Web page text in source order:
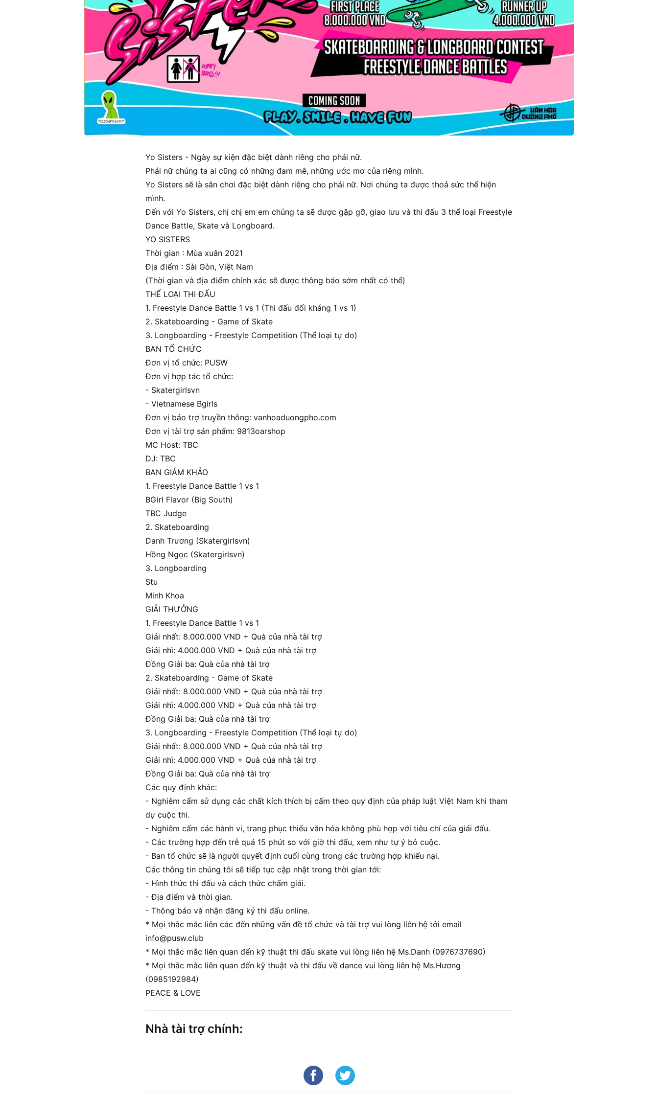
Yo Sisters - Ngày sự kiện đặc biệt dành riêng cho phái nữ.
Phái nữ chúng ta ai cũng có những đam mê, những ước mơ của riêng mình.
Yo Sisters sẽ là sân chơi đặc biệt dành riêng cho phái nữ. Nơi chúng ta được thoả sức thể hiện
mình.
Đến với Yo Sisters, chị chị em em chúng ta sẽ được gặp gỡ, giao lưu và thi đấu 3 thể loại Freestyle
Dance Battle, Skate và Longboard.
YO SISTERS
Thời gian : Mùa xuân 2021
Địa điểm : Sài Gòn, Việt Nam
(Thời gian và địa điểm chính xác sẽ được thông báo sớm nhất có thể)
THỂ LOẠI THI ĐẤU
1. Freestyle Dance Battle 1 vs 1 (Thi đấu đối kháng 1 vs 1)
2. Skateboarding - Game of Skate
3. Longboarding - Freestyle Competition (Thể loại tự do)
BAN TỔ CHỨC
Đơn vị tổ chức: PUSW
Đơn vị hợp tác tổ chức:
- Skatergirlsvn
- Vietnamese Bgirls
Đơn vị bảo trợ truyền thông: vanhoaduongpho.com
Đơn vị tài trợ sản phẩm: 9813oarshop
MC Host: TBC
DJ: TBC
BAN GIÁM KHẢO
1. Freestyle Dance Battle 1 vs 1
BGirl Flavor (Big South)
TBC Judge
2. Skateboarding
Danh Trương (Skatergirlsvn)
Hồng Ngọc (Skatergirlsvn)
3. Longboarding
Stu
Minh Khoa
GIẢI THƯỞNG
1. Freestyle Dance Battle 1 vs 1
Giải nhất: 8.000.000 VND + Quà của nhà tài trợ
Giải nhì: 4.000.000 VND + Quà của nhà tài trợ
Đồng Giải ba: Quà của nhà tài trợ
2. Skateboarding - Game of Skate
Giải nhất: 8.000.000 VND + Quà của nhà tài trợ
Giải nhì: 4.000.000 VND + Quà của nhà tài trợ
Đồng Giải ba: Quà của nhà tài trợ
3. Longboarding - Freestyle Competition (Thể loại tự do)
Giải nhất: 8.000.000 VND + Quà của nhà tài trợ
Giải nhì: 4.000.000 VND + Quà của nhà tài trợ
Đồng Giải ba: Quà của nhà tài trợ
Các quy định khác:
- Nghiêm cấm sử dụng các chất kích thích bị cấm theo quy định của pháp luật Việt Nam khi tham
dự cuộc thi.
- Nghiêm cấm các hành vi, trang phục thiếu văn hóa không phù hợp với tiêu chí của giải đấu.
- Các trường hợp đến trễ quá 15 phút so với giờ thi đấu, xem như tự ý bỏ cuộc.
- Ban tổ chức sẽ là người quyết định cuối cùng trong các trường hợp khiếu nại.
Các thông tin chúng tôi sẽ tiếp tục cập nhật trong thời gian tới:
- Hình thức thi đấu và cách thức chấm giải.
- Địa điểm và thời gian.
- Thông báo và nhận đăng ký thi đấu online.
* Mọi thắc mắc liên các đến những vấn đề tổ chức và tài trợ vui lòng liên hệ tới email
info@pusw.club
* Mọi thắc mắc liên quan đến kỹ thuật thi đấu skate vui lòng liên hệ Ms.Danh (0976737690)
* Mọi thắc mắc liên quan đến kỹ thuật và thi đấu về dance vui lòng liên hệ Ms.Hương
(0985192984)
PEACE & LOVE
Nhà tài trợ chính: